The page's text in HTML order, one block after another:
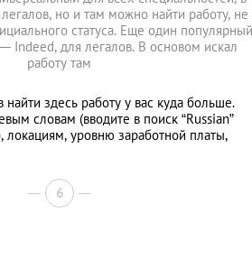
но и там можно найти работу, не
статуса. Еще один популярный
Indeed, для легалов. В основом искал
работу там
здесь работу у вас куда больше.
словам (вводите в поиск “Russian”
локациям, уровню заработной платы,
6